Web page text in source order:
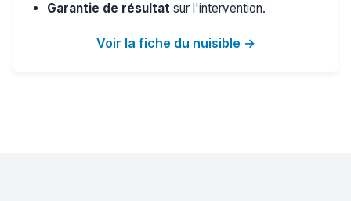
Garantie de résultat sur l'intervention.
Voir la fiche du nuisible →